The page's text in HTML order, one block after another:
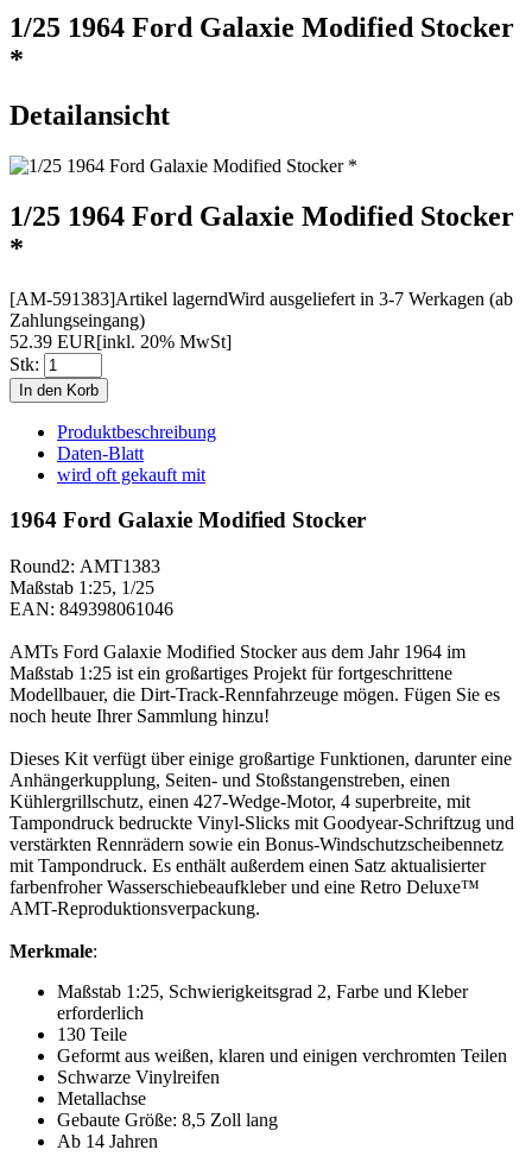
1/25 1964 Ford Galaxie Modified Stocker
*
Detailansicht
1/25 1964 Ford Galaxie Modified Stocker
*
[AM-591383]Artikel lagerndWird ausgeliefert in 3-7 Werkagen (ab
Zahlungseingang)
52.39 EUR[inkl. 20% MwSt]
Stk:
Produktbeschreibung
Daten-Blatt
wird oft gekauft mit
1964 Ford Galaxie Modified Stocker
Round2: AMT1383
Maßstab 1:25, 1/25
EAN: 849398061046
AMTs Ford Galaxie Modified Stocker aus dem Jahr 1964 im
Maßstab 1:25 ist ein großartiges Projekt für fortgeschrittene
Modellbauer, die Dirt-Track-Rennfahrzeuge mögen. Fügen Sie es
noch heute Ihrer Sammlung hinzu!
Dieses Kit verfügt über einige großartige Funktionen, darunter eine
Anhängerkupplung, Seiten- und Stoßstangenstreben, einen
Kühlergrillschutz, einen 427-Wedge-Motor, 4 superbreite, mit
Tampondruck bedruckte Vinyl-Slicks mit Goodyear-Schriftzug und
verstärkten Rennrädern sowie ein Bonus-Windschutzscheibennetz
mit Tampondruck. Es enthält außerdem einen Satz aktualisierter
farbenfroher Wasserschiebeaufkleber und eine Retro Deluxe™
AMT-Reproduktionsverpackung.
Merkmale:
Maßstab 1:25, Schwierigkeitsgrad 2, Farbe und Kleber
erforderlich
130 Teile
Geformt aus weißen, klaren und einigen verchromten Teilen
Schwarze Vinylreifen
Metallachse
Gebaute Größe: 8,5 Zoll lang
Ab 14 Jahren